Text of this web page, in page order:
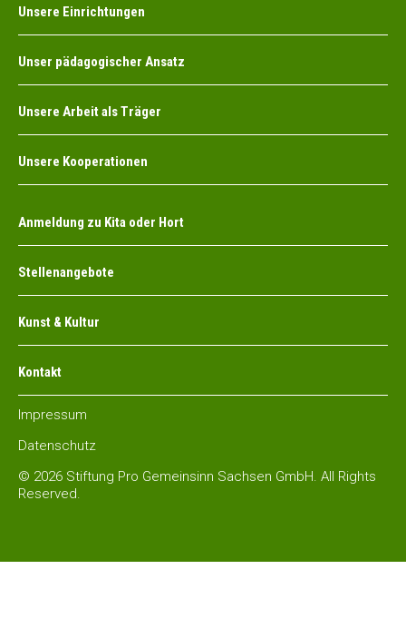
Unsere Einrichtungen
Unser pädagogischer Ansatz
Unsere Arbeit als Träger
Unsere Kooperationen
Anmeldung zu Kita oder Hort
Stellenangebote
Kunst & Kultur
Kontakt
© 2026 Stiftung Pro Gemeinsinn Sachsen GmbH. All Rights
Reserved.
Impressum
Datenschutz